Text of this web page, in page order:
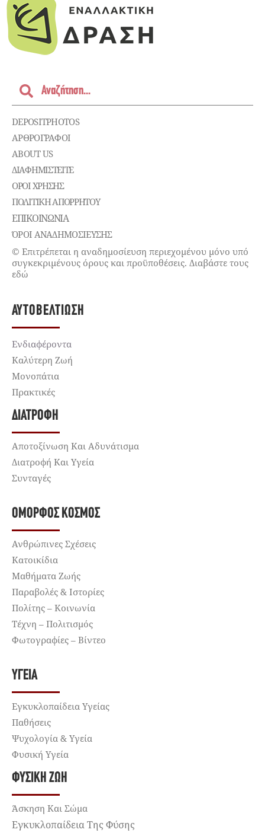
DEPOSITPHOTOS
ΑΡΘΡΟΓΡΑΦΟΙ
ABOUT US
ΔΙΑΦΗΜΙΣΤΕΊΤΕ
ΌΡΟΙ ΧΡΉΣΗΣ
ΠΟΛΙΤΙΚΉ ΑΠΟΡΡΉΤΟΥ
ΕΠΙΚΟΙΝΩΝΊΑ
ΌΡΟΙ ΑΝΑΔΗΜΟΣΙΕΥΣΗΣ
© Επιτρέπεται η αναδημοσίευση περιεχομένου μόνο υπό
συγκεκριμένους όρους και προϋποθέσεις. Διαβάστε τους
εδώ
ΑΥΤΟΒΕΛΤΊΩΣΗ
Ενδιαφέροντα
Καλύτερη Ζωή
Μονοπάτια
Πρακτικές
ΔΙΑΤΡΟΦΉ
Αποτοξίνωση Και Αδυνάτισμα
Διατροφή Και Υγεία
Συνταγές
ΌΜΟΡΦΟΣ ΚΌΣΜΟΣ
Ανθρώπινες Σχέσεις
Κατοικίδια
Μαθήματα Ζωής
Παραβολές & Ιστορίες
Πολίτης – Κοινωνία
Τέχνη – Πολιτισμός
Φωτογραφίες – Βίντεο
ΥΓΕΊΑ
Εγκυκλοπαίδεια Υγείας
Παθήσεις
Ψυχολογία & Υγεία
Φυσική Υγεία
ΦΥΣΙΚΉ ΖΩΉ
Άσκηση Και Σώμα
Εγκυκλοπαίδεια Της Φύσης